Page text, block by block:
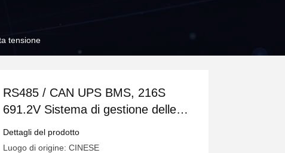
tensione
RS485 / CAN UPS BMS, 216S
691.2V Sistema di gestione delle
batterie ad alta tensione
Dettagli del prodotto
Luogo di origine: CINESE